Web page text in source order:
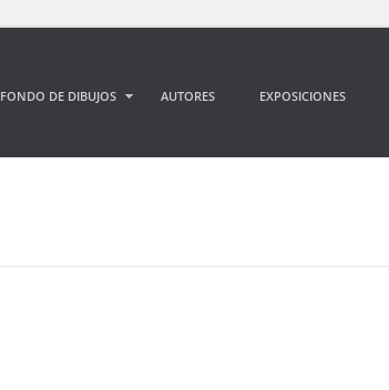
FONDO DE DIBUJOS AUTORES EXPOSICIONES